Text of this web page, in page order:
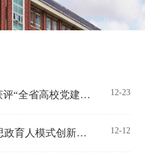
喜报|我校学工部党支部获评“全省高校党建工作样板支部”培育创建单位 12-23
喜报!我校《“四力四育”思政育人模式创新实践》项目入选2025年河南省高校思想政治工作质量提升综合改革与精品建设项目 12-12